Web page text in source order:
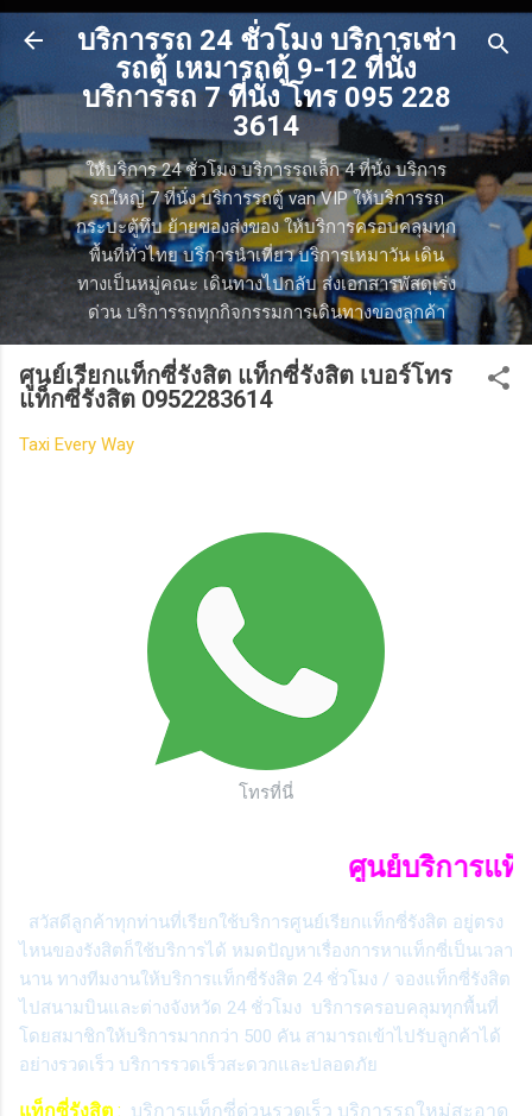
ข้ามไปที่เนื้อหาหลัก
บริการรถ 24 ชั่วโมง บริการเช่า
รถตู้ เหมารถตู้ 9-12 ที่นั่ง
บริการรถ 7 ที่นั่ง โทร 095 228
3614
ให้บริการ 24 ชั่วโมง บริการรถเล็ก 4 ที่นั่ง บริการ
รถใหญ่ 7 ที่นั่ง บริการรถตู้ van VIP ให้บริการรถ
กระบะตู้ทึบ ย้ายของส่งของ ให้บริการครอบคลุมทุก
พื้นที่ทั่วไทย บริการนำเที่ยว บริการเหมาวัน เดิน
ทางเป็นหมู่คณะ เดินทางไปกลับ ส่งเอกสารพัสดุเร่ง
ด่วน บริการรถทุกกิจกรรมการเดินทางของลูกค้า
ศูนย์เรียกแท็กซี่รังสิต แท็กซี่รังสิต เบอร์โทร
แท็กซี่รังสิต 0952283614
Taxi Every Way
โทรที่นี่
ศูนย์บริการแท็กซี่รังสิต
สวัสดีลูกค้าทุกท่านที่เรียกใช้บริการศูนย์เรียกแท็กซี่รังสิต อยู่ตรง
ไหนของรังสิตก็ใช้บริการได้ หมดปัญหาเรื่องการหาแท็กซี่เป็นเวลา
นาน ทางทีมงานให้บริการแท็กซี่รังสิต 24 ชั่วโมง / จองแท็กซี่รังสิต
ไปสนามบินและต่างจังหวัด 24 ชั่วโมง บริการครอบคลุมทุกพื้นที่
โดยสมาชิกให้บริการมากกว่า 500 คัน สามารถเข้าไปรับลูกค้าได้
อย่างรวดเร็ว บริการรวดเร็วสะดวกและปลอดภัย
แท็กซี่รังสิต : บริการแท็กซี่ด่วนรวดเร็ว บริการรถใหม่สะอาด